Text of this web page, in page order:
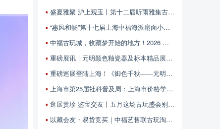
盛夏雅聚 沪上观玉丨第十二届听雨雅集古玉交流会本周末上海中福古玩城启幕
“惠风和畅”第十七届上海中福海派扇面小品书画展暨上海扬子书画院第五届扇面小品书画邀请展征稿启事
中福古玩城，收藏梦开始的地方！2026 相约上海！相约中国艺术品精品展！6月13-21日 不见不散！
重磅展讯｜元明颜色釉瓷器及标本精品展5月28日中福古玩城开幕
重磅巡展登陆上海！《御色千秋——元明颜色釉瓷器标本精品展 》5月28日中福古玩城开展
上海市第25届社科普及周：上海市价格学会联合中福古玩城邀您参加——艺术品价值解读与鉴赏专场
逛展赏珍 鉴宝交友丨五月这场古玩盛会别错过！
以藏会友・易货竞买｜中福艺售联古玩淘宝乐盛会四月来袭